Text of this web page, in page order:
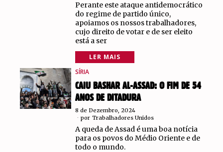
Perante este ataque antidemocrático
do regime de partido único,
apoiamos os nossos trabalhadores,
cujo direito de votar e de ser eleito
está a ser
LER MAIS
SÍRIA
CAIU BASHAR AL-ASSAD: O FIM DE 54
ANOS DE DITADURA
8 de Dezembro, 2024
por Trabalhadores Unidos
A queda de Assad é uma boa notícia
para os povos do Médio Oriente e de
todo o mundo.